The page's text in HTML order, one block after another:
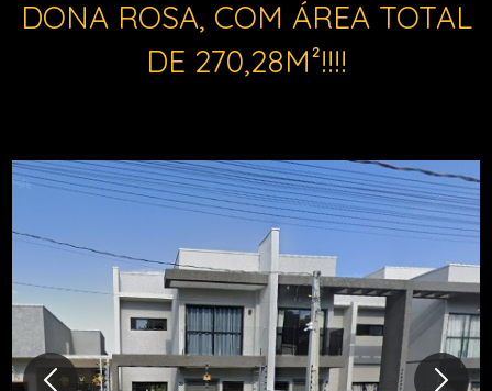
DONA ROSA, COM ÁREA TOTAL
DE 270,28M²!!!!